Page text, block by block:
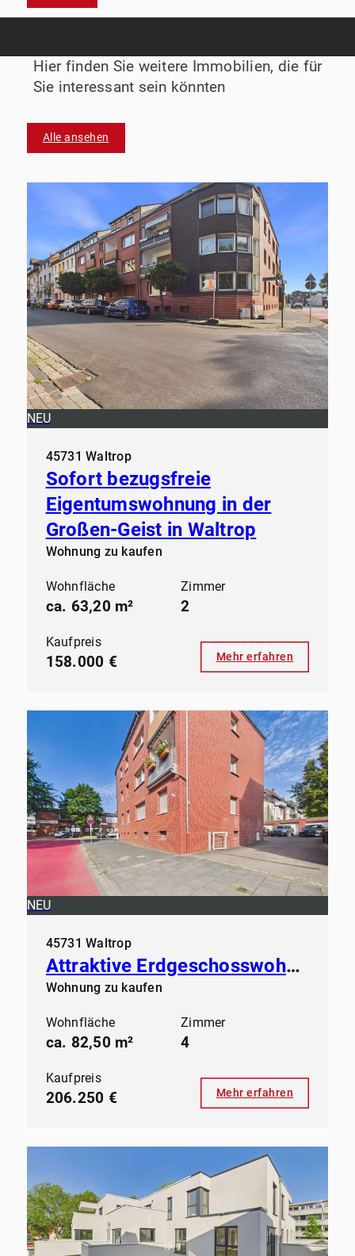
Hier finden Sie weitere Immobilien, die für
Sie interessant sein könnten
Alle ansehen
NEU
45731 Waltrop
Sofort bezugsfreie
Eigentumswohnung in der
Großen-Geist in Waltrop
Wohnung zu kaufen
Wohnfläche
ca. 63,20 m²
Zimmer
2
Kaufpreis
158.000 € Mehr erfahren
NEU
45731 Waltrop
Attraktive Erdgeschosswohnung in gepflegtem Mehrfamilienhaus
Wohnung zu kaufen
Wohnfläche
ca. 82,50 m²
Zimmer
4
Kaufpreis
206.250 € Mehr erfahren